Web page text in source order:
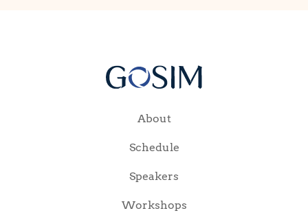
About
Schedule
Speakers
Workshops